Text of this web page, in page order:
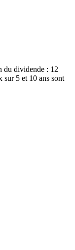
du dividende : 12
sur 5 et 10 ans sont